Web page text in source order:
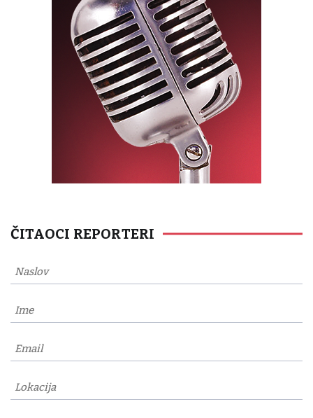
ČITAOCI REPORTERI